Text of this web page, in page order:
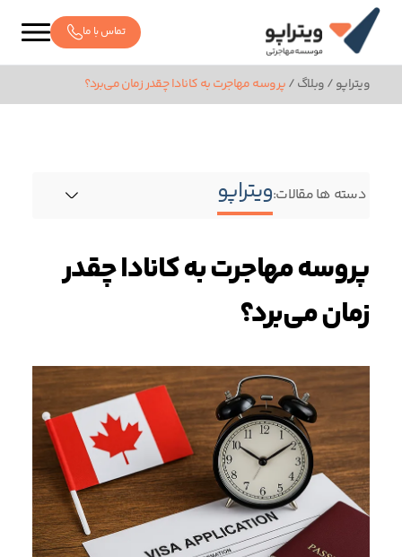
تماس با ما
ویتراپو/وبلاگ/پروسه مهاجرت به کانادا چقدر زمان می‌برد؟
دسته ها مقالات:ویتراپو
پروسه مهاجرت به کانادا چقدر
زمان می‌برد؟